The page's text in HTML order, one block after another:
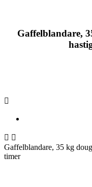
Gaffelblandare,

 
Gaffelblandare, 35 kg
timer